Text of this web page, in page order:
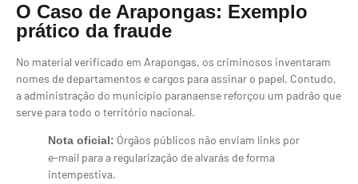
O Caso de Arapongas: Exemplo
prático da fraude
No material verificado em Arapongas, os criminosos inventaram
nomes de departamentos e cargos para assinar o papel. Contudo,
a administração do município paranaense reforçou um padrão que
serve para todo o território nacional.
Nota oficial: Órgãos públicos não enviam links por
e-mail para a regularização de alvarás de forma
intempestiva.